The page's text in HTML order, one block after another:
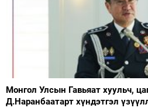
Монгол Улсын Гавьяат хуульч,
Д.Наранбаатарт хүндэтгэл